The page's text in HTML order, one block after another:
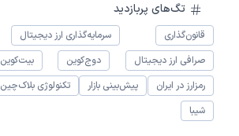
تگ‌های پربازدید
قانون‌گذاری سرمایه‌گذاری ارز دیجیتال
صرافی ارز دیجیتال
دوج‌کوین بیت‌کوین
رمزارز در ایران
پیش‌بینی بازار تکنولوژی بلاک‌چین
شیبا